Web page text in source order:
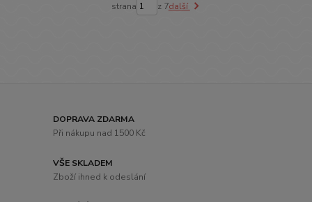
strana z 7další
DOPRAVA ZDARMA
Při nákupu nad 1500 Kč
VŠE SKLADEM
Zboží ihned k odeslání